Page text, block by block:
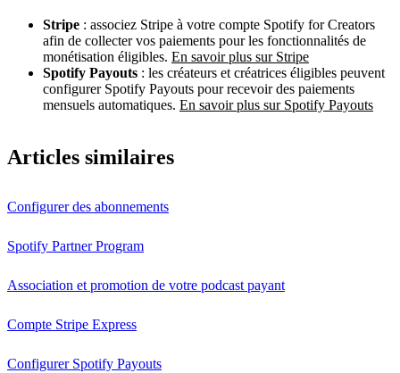
Stripe : associez Stripe à votre compte Spotify for Creators
afin de collecter vos paiements pour les fonctionnalités de
monétisation éligibles. En savoir plus sur Stripe
Spotify Payouts : les créateurs et créatrices éligibles peuvent
configurer Spotify Payouts pour recevoir des paiements
mensuels automatiques. En savoir plus sur Spotify Payouts
Articles similaires
Configurer des abonnements
Spotify Partner Program
Association et promotion de votre podcast payant
Compte Stripe Express
Configurer Spotify Payouts